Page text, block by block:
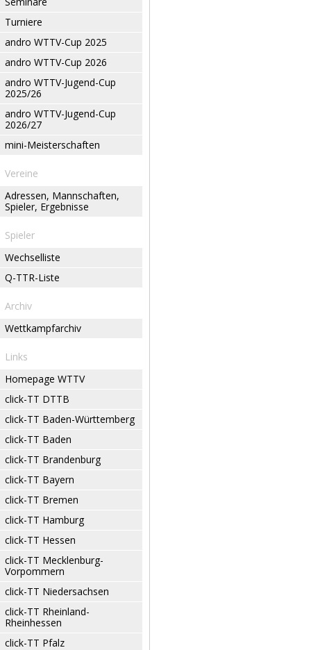
Turniere
andro WTTV-Cup 2025
andro WTTV-Cup 2026
andro WTTV-Jugend-Cup
2025/26
andro WTTV-Jugend-Cup
2026/27
mini-Meisterschaften
Vereine
Adressen, Mannschaften,
Spieler, Ergebnisse
Spieler
Wechselliste
Q-TTR-Liste
Archiv
Wettkampfarchiv
Links
Homepage WTTV
click-TT DTTB
click-TT Baden-Württemberg
click-TT Baden
click-TT Brandenburg
click-TT Bayern
click-TT Bremen
click-TT Hamburg
click-TT Hessen
click-TT Mecklenburg-
Vorpommern
click-TT Niedersachsen
click-TT Rheinland-
Rheinhessen
click-TT Pfalz